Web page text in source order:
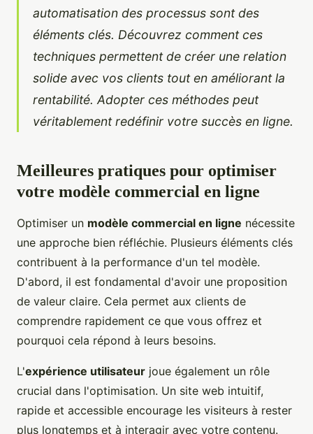
automatisation des processus sont des
éléments clés. Découvrez comment ces
techniques permettent de créer une relation
solide avec vos clients tout en améliorant la
rentabilité. Adopter ces méthodes peut
véritablement redéfinir votre succès en ligne.
Meilleures pratiques pour optimiser
votre modèle commercial en ligne
Optimiser un modèle commercial en ligne nécessite
une approche bien réfléchie. Plusieurs éléments clés
contribuent à la performance d'un tel modèle.
D'abord, il est fondamental d'avoir une proposition
de valeur claire. Cela permet aux clients de
comprendre rapidement ce que vous offrez et
pourquoi cela répond à leurs besoins.
L'expérience utilisateur joue également un rôle
crucial dans l'optimisation. Un site web intuitif,
rapide et accessible encourage les visiteurs à rester
plus longtemps et à interagir avec votre contenu.